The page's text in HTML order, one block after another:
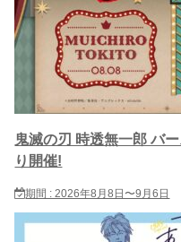
鬼滅の刃 時透無一郎 バ
り開催!
期間 : 2026年8月8日〜9月6日